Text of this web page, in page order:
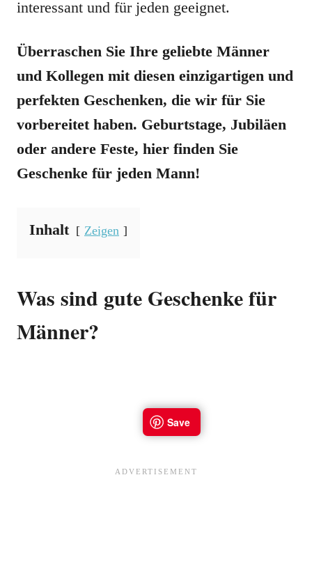
interessant und für jeden geeignet.
Überraschen Sie Ihre geliebte Männer
und Kollegen mit diesen einzigartigen und
perfekten Geschenken, die wir für Sie
vorbereitet haben. Geburtstage, Jubiläen
oder andere Feste, hier finden Sie
Geschenke für jeden Mann!
Inhalt Zeigen
Was sind gute Geschenke für
Männer?